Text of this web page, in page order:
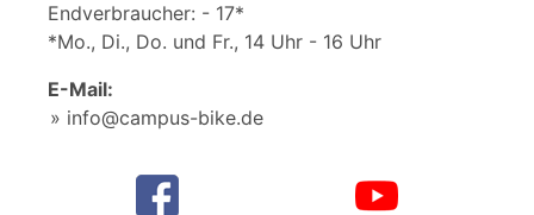
Endverbraucher: - 17*
*Mo., Di., Do. und Fr., 14 Uhr - 16 Uhr
E-Mail:
info@campus-bike.de